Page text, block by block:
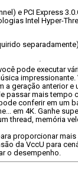
e PCI Express 3.0.
Intel Hyper-
pode executar
geração anterior
mais
conferir em um
em 4K. Ganhe
thread, memória
proporcionar
da VccU para
o desempenho.